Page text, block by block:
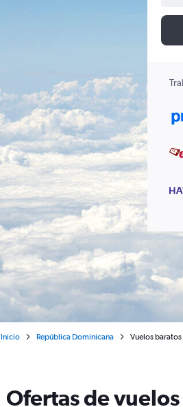
Inicio República Dominicana Vuelos
Ofertas de